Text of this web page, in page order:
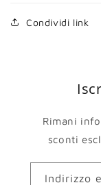
Condividi link
Rimani
sconti
Indirizzo